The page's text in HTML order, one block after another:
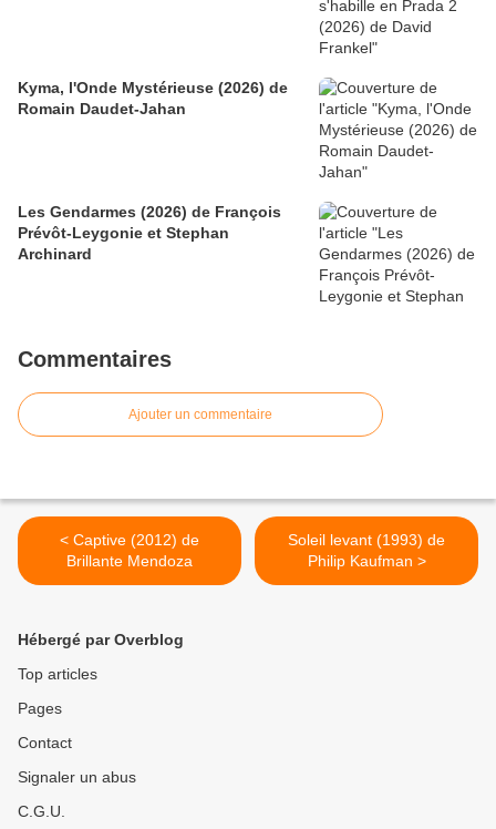
Kyma, l'Onde Mystérieuse (2026) de
Romain Daudet-Jahan
Les Gendarmes (2026) de François
Prévôt-Leygonie et Stephan
Archinard
Commentaires
Ajouter un commentaire
< Captive (2012) de
Brillante Mendoza
Soleil levant (1993) de
Philip Kaufman >
Hébergé par Overblog
Top articles
Pages
Contact
Signaler un abus
C.G.U.